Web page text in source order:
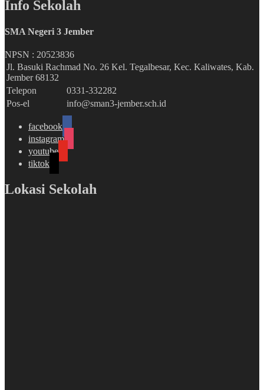
Info Sekolah
SMA Negeri 3 Jember
NPSN : 20523836
Jl. Basuki Rachmad No. 26 Kel. Tegalbesar, Kec. Kaliwates, Kab.
Jember 68132
Telepon
0331-332282
Pos-el
info@sman3-jember.sch.id
facebook
instagram
youtube
tiktok
Lokasi Sekolah